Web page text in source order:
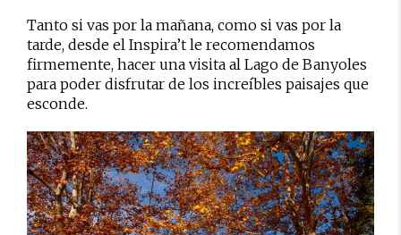
Tanto si vas por la mañana, como si vas por la
tarde, desde el Inspira’t le recomendamos
firmemente, hacer una visita al Lago de Banyoles
para poder disfrutar de los increíbles paisajes que
esconde.